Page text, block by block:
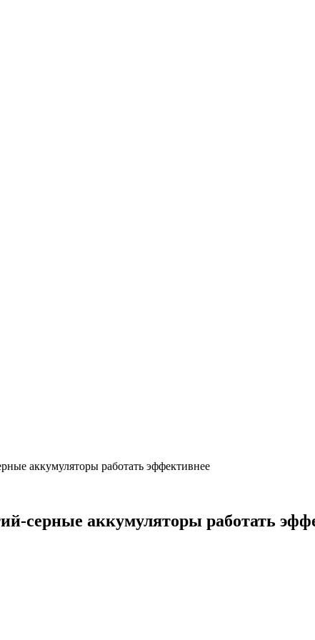
аккумуляторы работать эффективнее
серные аккумуляторы работать